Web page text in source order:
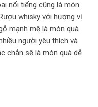
nổi tiếng cũng là món
whisky với hương vị
mạnh mẽ là món quà
người yêu thích và
chắn sẽ là món quà dễ